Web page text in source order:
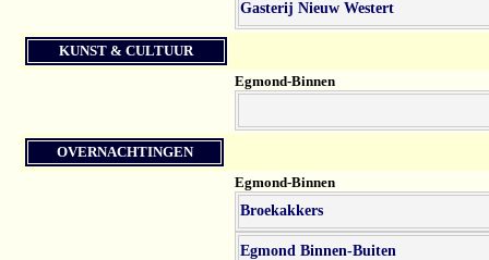
Gasterij Nieuw Westert
KUNST & CULTUUR
Egmond-Binnen
OVERNACHTINGEN
Egmond-Binnen
Broekakkers
Egmond Binnen-Buiten